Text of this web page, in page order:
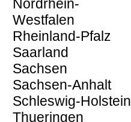
Nordrhein-
Westfalen
Rheinland-Pfalz
Saarland
Sachsen
Sachsen-Anhalt
Schleswig-Holstein
Thueringen